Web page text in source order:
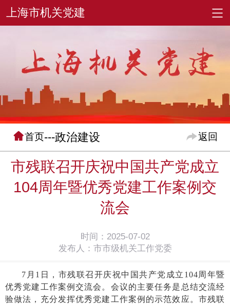
首页---政治建设 返回
市残联召开庆祝中国共产党成立
104周年暨优秀党建工作案例交
流会
时间：2025-07-02
发布人：市市级机关工作党委
7月1日，市残联召开庆祝中国共产党成立104周年暨
优秀党建工作案例交流会。会议的主要任务是总结交流经
验做法，充分发挥优秀党建工作案例的示范效应。市残联